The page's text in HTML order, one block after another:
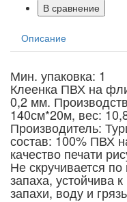
В сравнение
Описание
Мин. упаковка: 1
Клеенка ПВХ на
0,2 мм.
140см*20м, вес:
Производитель:
состав: 100% ПВХ
качество печати
Не скручивается
запаха, устойчива
запахи, воду и